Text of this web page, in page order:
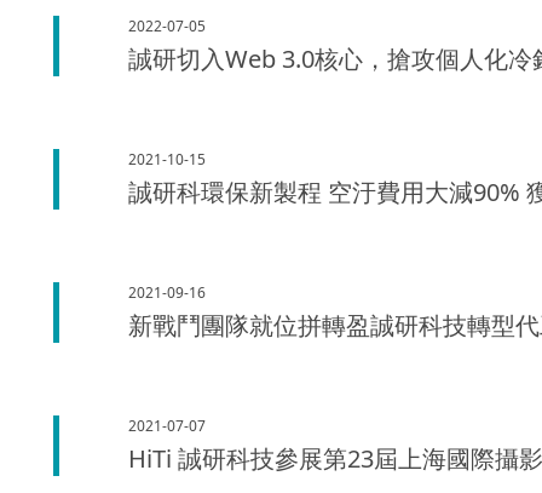
2022-07-05
誠研切入Web 3.0核心，搶攻個人化冷
2021-10-15
誠研科環保新製程 空汙費用大減90%
2021-09-16
新戰鬥團隊就位拼轉盈誠研科技轉型
2021-07-07
HiTi 誠研科技參展第23屆上海國際攝